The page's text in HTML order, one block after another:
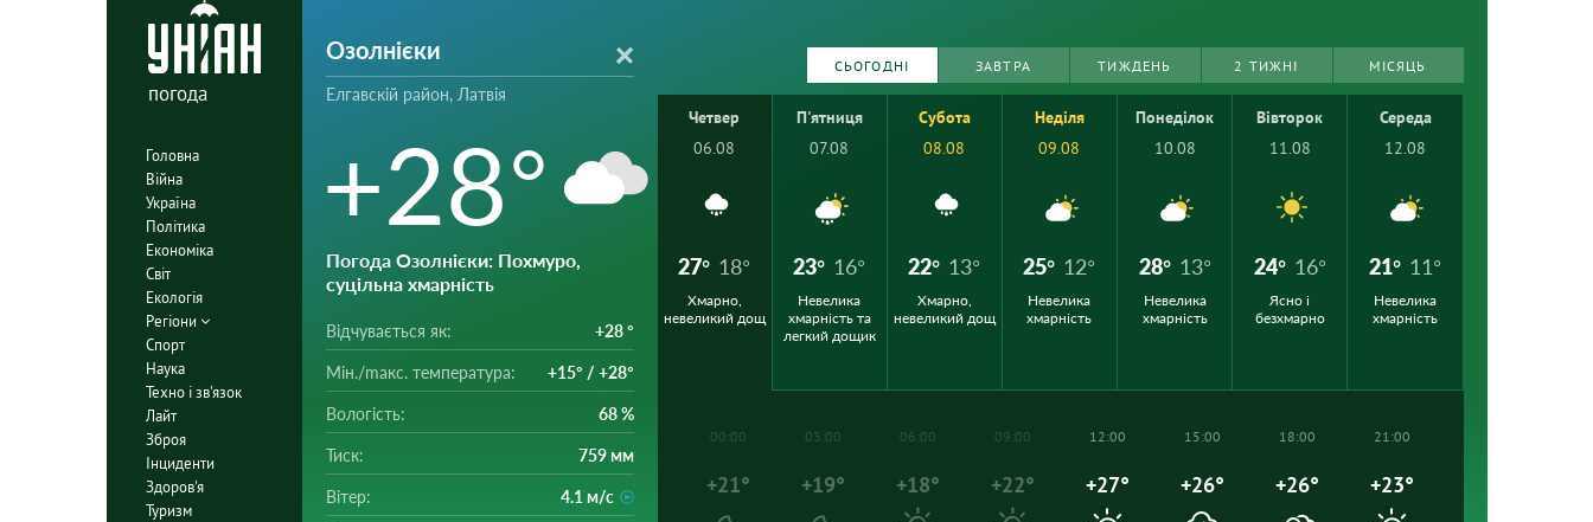
погода
Головна
Війна
Україна
Політика
Економіка
Світ
Екологія
Регіони
Спорт
Наука
Техно і зв'язок
Лайт
Зброя
Інциденти
Здоров'я
Туризм
Озолнієки
Елгавскій район, Латвія
+28°
Погода Озолнієки: Похмуро,
суцільна хмарність
Відчувається як: +28 °
Мін./mакс. температура: +15° / +28°
Вологість: 68 %
Тиск: 759 мм
Вітер: 4.1 м/с
СЬОГОДНІ ЗАВТРА ТИЖДЕНЬ 2 ТИЖНІ МІСЯЦЬ
Четвер
06.08
27° 18°
Хмарно,
невеликий дощ
П'ятниця
07.08
23° 16°
Невелика
хмарність та
легкий дощик
Субота
08.08
22° 13°
Хмарно,
невеликий дощ
Неділя
09.08
25° 12°
Невелика
хмарність
Понеділок
10.08
28° 13°
Невелика
хмарність
Вівторок
11.08
24° 16°
Ясно і
безхмарно
Середа
12.08
21° 11°
Невелика
хмарність
00:00
+21°
03:00
+19°
06:00
+18°
09:00
+22°
12:00
+27°
15:00
+26°
18:00
+26°
21:00
+23°